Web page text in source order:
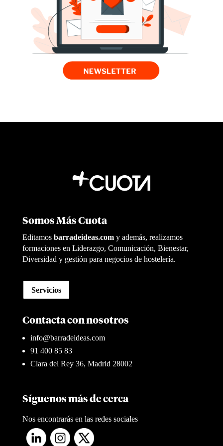
Somos Más Cuota
Editamosbarradeideas.com y además, realizamos
formaciones en Liderazgo, Comunicación, Bienestar,
Diversidad y gestión para negocios de hostelería.
Servicios
Contacta con nosotros
info@barradeideas.com
91 400 85 83
Clara del Rey 36, Madrid 28002
Síguenos más de cerca
Nos encontrarás en las redes sociales